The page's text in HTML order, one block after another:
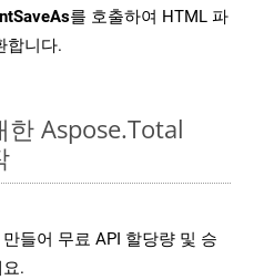
를 호출하여 HTML 파
합니다.
한 Aspose.Total
들어 무료 API 할당량 및 승
.